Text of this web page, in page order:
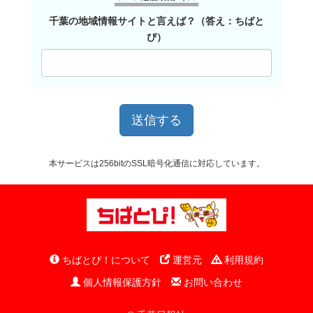
千葉の地域情報サイトと言えば？（答え：ちばと
ぴ）
本サービスは256bitのSSL暗号化通信に対応しています。
ちばとぴ！について 運営元
利用規約
個人情報保護方針
お問い合わせ